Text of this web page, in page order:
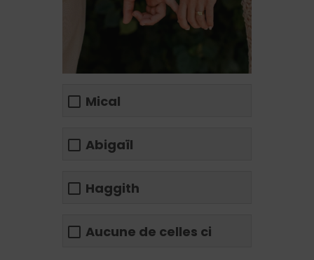
Mical
Abigaïl
Haggith
Aucune de celles ci